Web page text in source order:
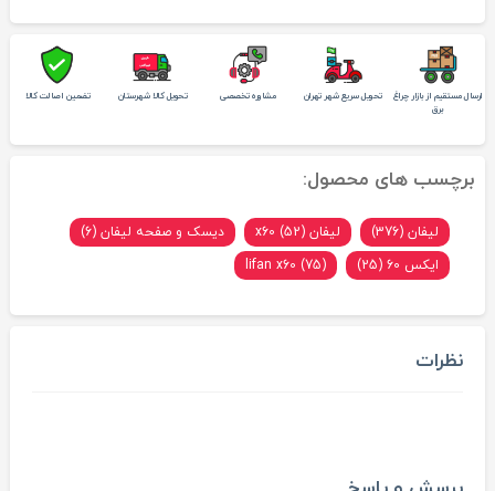
ارسال مستقیم از بازار چراغ
برق
تحویل سریع شهر تهران مشاوره تخصصی تحویل کالا شهرستان تضمین اصالت کالا
برچسب های محصول:
لیفان (376) لیفان x60 (52)
دیسک و صفحه لیفان (6)
ایکس 60 (25)
lifan x60 (75)
نظرات